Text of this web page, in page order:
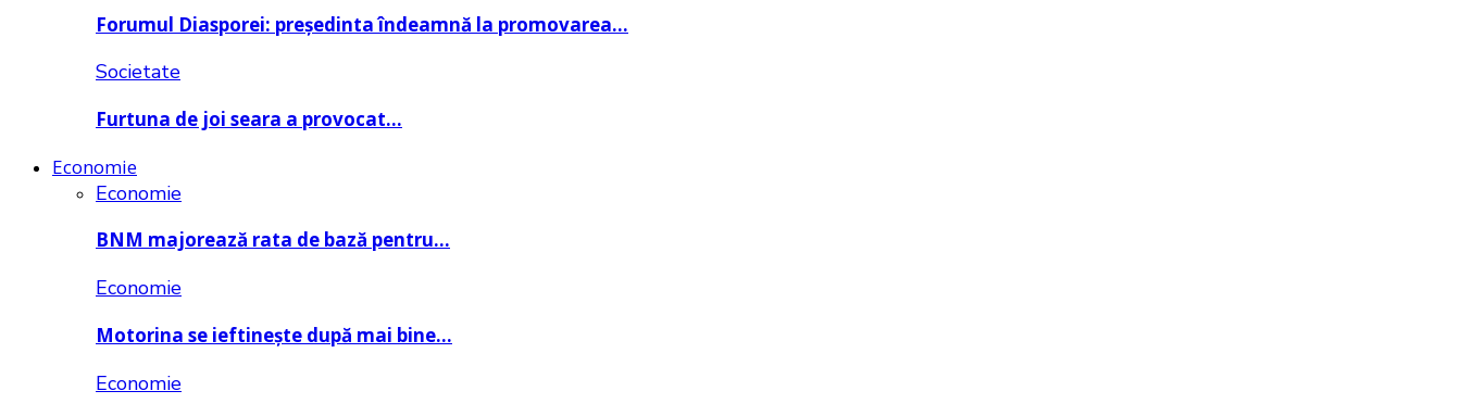
Forumul Diasporei: președinta îndeamnă la promovarea…
Societate
Furtuna de joi seara a provocat…
Economie
Economie
BNM majorează rata de bază pentru…
Economie
Motorina se ieftinește după mai bine…
Economie